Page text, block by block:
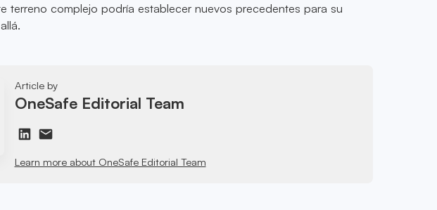
terreno complejo podría establecer nuevos precedentes para su
Article by
OneSafe Editorial Team
Learn more about OneSafe Editorial Team